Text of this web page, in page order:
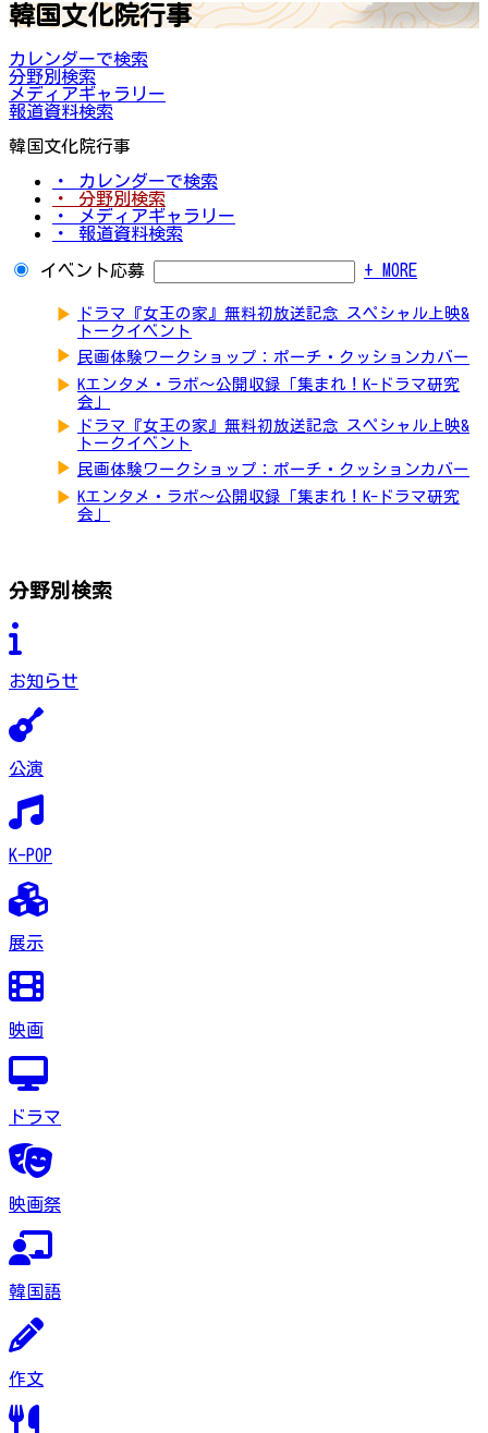
韓国文化院行事
カレンダーで検索
分野別検索
メディアギャラリー
報道資料検索
韓国文化院行事
・ カレンダーで検索
・ 分野別検索
・ メディアギャラリー
・ 報道資料検索
イベント応募 + MORE
▶
ドラマ『女王の家』無料初放送記念 スペシャル上映&
トークイベント
▶ 民画体験ワークショップ：ポーチ・クッションカバー
▶ Kエンタメ・ラボ～公開収録「集まれ！K-ドラマ研究
会」
▶
ドラマ『女王の家』無料初放送記念 スペシャル上映&
トークイベント
▶ 民画体験ワークショップ：ポーチ・クッションカバー
▶ Kエンタメ・ラボ～公開収録「集まれ！K-ドラマ研究
会」
分野別検索
お知らせ
公演
K-POP
展示
映画
ドラマ
映画祭
韓国語
作文